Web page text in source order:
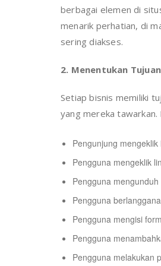
berbagai elemen di
menarik perhatian, di
sering diakses.
2. Menentukan
Setiap bisnis memiliki
yang mereka tawarkan.
Pengunjung
Pengguna mengeklik
Pengguna
Pengguna
Pengguna mengisi
Pengguna
Pengguna melakukan